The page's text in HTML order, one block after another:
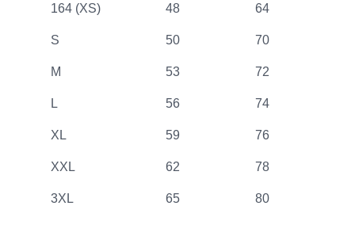
164 (XS) 48 64
S 50 70
M 53 72
L 56 74
XL 59 76
XXL 62 78
3XL 65 80